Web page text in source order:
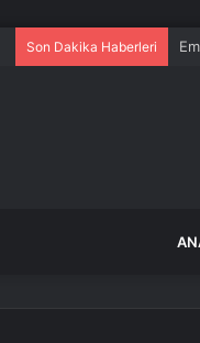
Son Dakika Haberleri